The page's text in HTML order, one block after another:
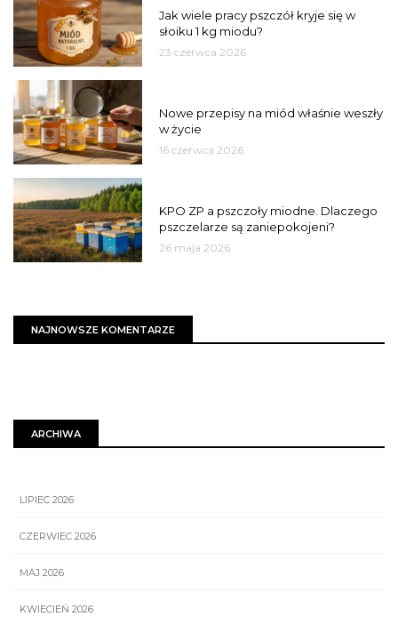
Jak wiele pracy pszczół kryje się w
słoiku 1 kg miodu?
23 czerwca 2026
Nowe przepisy na miód właśnie weszły
w życie
16 czerwca 2026
KPO ZP a pszczoły miodne. Dlaczego
pszczelarze są zaniepokojeni?
26 maja 2026
NAJNOWSZE KOMENTARZE
ARCHIWA
LIPIEC 2026
CZERWIEC 2026
MAJ 2026
KWIECIEŃ 2026